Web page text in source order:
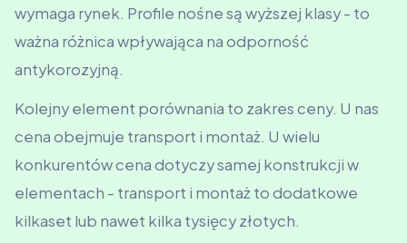
wymaga rynek. Profile nośne są wyższej klasy - to
ważna różnica wpływająca na odporność
antykorozyjną.
Kolejny element porównania to zakres ceny. U nas
cena obejmuje transport i montaż. U wielu
konkurentów cena dotyczy samej konstrukcji w
elementach - transport i montaż to dodatkowe
kilkaset lub nawet kilka tysięcy złotych.